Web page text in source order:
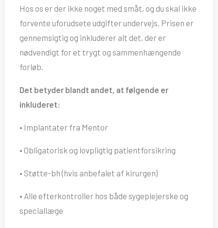
Hos os er der ikke noget med småt, og du skal ikke
forvente uforudsete udgifter undervejs. Prisen er
gennemsigtig og inkluderer alt det, der er
nødvendigt for et trygt og sammenhængende
forløb.
Det betyder blandt andet, at følgende er
inkluderet:
• Implantater fra Mentor
• Obligatorisk og lovpligtig patientforsikring
• Støtte-bh (hvis anbefalet af kirurgen)
• Alle efterkontroller hos både sygeplejerske og
speciallæge